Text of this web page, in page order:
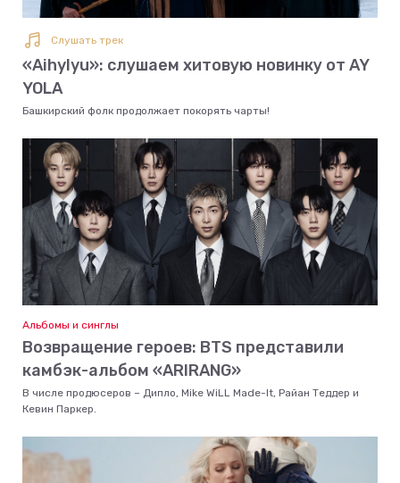
Слушать трек
«Aihylyu»: слушаем хитовую новинку от AY
YOLA
Башкирский фолк продолжает покорять чарты!
Альбомы и синглы
Возвращение героев: BTS представили
камбэк-альбом «ARIRANG»
В числе продюсеров – Дипло, Mike WiLL Made-It, Райан Теддер и
Кевин Паркер.